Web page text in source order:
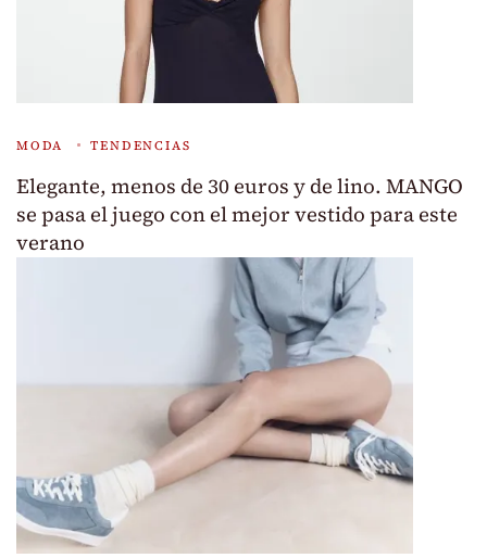
MODA TENDENCIAS
Elegante, menos de 30 euros y de lino. MANGO
se pasa el juego con el mejor vestido para este
verano